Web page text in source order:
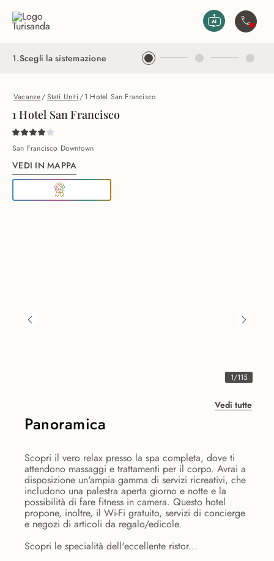
1.Scegli la sistemazione
Vacanze/Stati Uniti/1 Hotel San Francisco
1 Hotel San Francisco
San Francisco Downtown
VEDI IN MAPPA
1/115
Vedi tutte
Panoramica
Scopri il vero relax presso la spa completa, dove ti
attendono massaggi e trattamenti per il corpo. Avrai a
disposizione un'ampia gamma di servizi ricreativi, che
includono una palestra aperta giorno e notte e la
possibilità di fare fitness in camera. Questo hotel
propone, inoltre, il Wi-Fi gratuito, servizi di concierge
e negozi di articoli da regalo/edicole.
Scopri le specialità dell'eccellente ristor...